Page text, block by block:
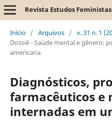
Revista Estudos Feministas
Início / Arquivos / v. 31 n. 1
Dossiê - Saúde mental e gênero:
americana
Diagnósticos,
farmacêuticos e
internadas em